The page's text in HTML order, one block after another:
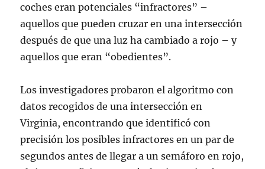
coches eran potenciales “infractores” –
aquellos que pueden cruzar en una intersección
después de que una luz ha cambiado a rojo – y
aquellos que eran “obedientes”.
Los investigadores probaron el algoritmo con
datos recogidos de una intersección en
Virginia, encontrando que identificó con
precisión los posibles infractores en un par de
segundos antes de llegar a un semáforo en rojo,